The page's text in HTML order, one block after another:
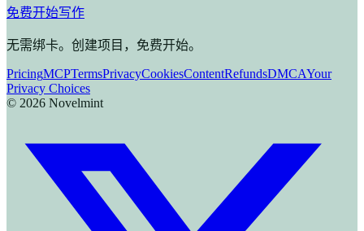
免费开始写作
无需绑卡。创建项目，免费开始。
PricingMCPTermsPrivacyCookiesContentRefundsDMCAYour
Privacy Choices
© 2026 Novelmint